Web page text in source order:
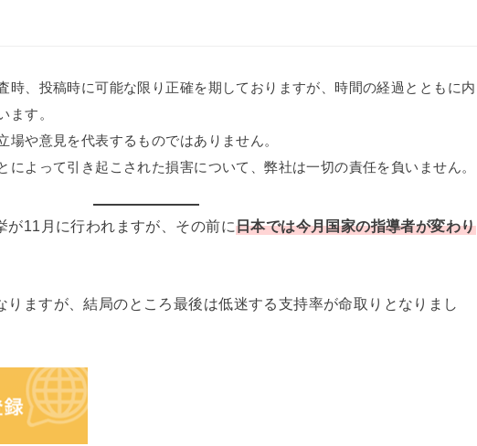
時、投稿時に可能な限り正確を期しておりますが、時間の経過とともに内
ます。
や意見を代表するものではありません。
よって引き起こされた損害について、弊社は一切の責任を負いません。
が11月に行われますが、その前に日本では今月国家の指導者が変わり
りますが、結局のところ最後は低迷する支持率が命取りとなりまし